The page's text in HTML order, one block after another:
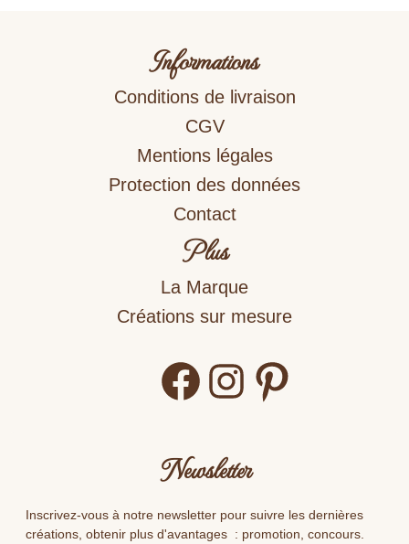
Newsletter
Inscrivez-vous à notre newsletter pour suivre les dernières
créations, obtenir plus d'avantages : promotion, concours.
Informations
Conditions de livraison
CGV
Mentions légales
Protection des données
Contact
Plus
La Marque
Créations sur mesure
FacebookInstagram